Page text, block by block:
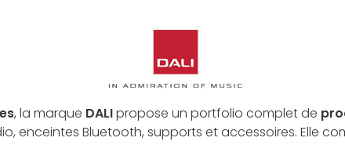
, la marque DALIpropose un portfolio complet de
enceintes Bluetooth, supports et accessoires. Elle
parmi les meilleures dans leur catégorie. Les